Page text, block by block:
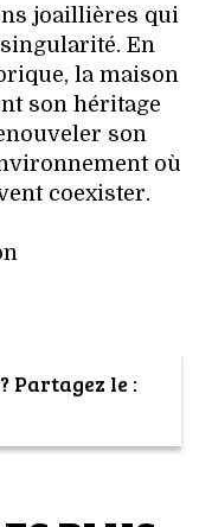
joaillières qui
En
la maison
son héritage
son
où
coexister.
Partagez le :